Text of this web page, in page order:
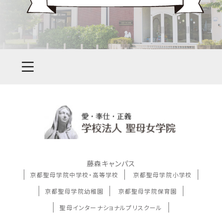
藤森キャンパス
京都聖母学院中学校・高等学校
京都聖母学院小学校
京都聖母学院幼稚園
京都聖母学院保育園
聖母インターナショナルプリスクール